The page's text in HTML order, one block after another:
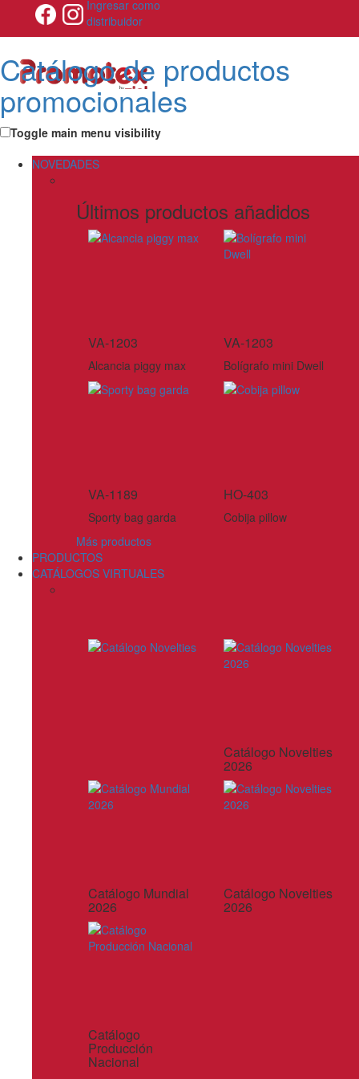
Ingresar como
distribuidor
Catálogo de productos
promocionales
Toggle main menu visibility
NOVEDADES
Últimos productos añadidos
VA-1203
Alcancia piggy max
VA-1203
Bolígrafo mini Dwell
VA-1189
Sporty bag garda
HO-403
Cobija pillow
Más productos
PRODUCTOS
CATÁLOGOS VIRTUALES
Catálogo Novelties
2026
Catálogo Mundial
2026
Catálogo Novelties
2026
Catálogo
Producción
Nacional